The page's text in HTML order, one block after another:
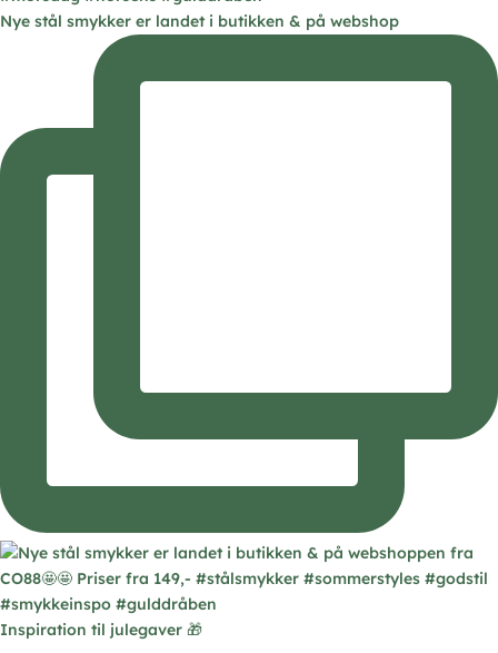
Nye stål smykker er landet i butikken & på webshop
Inspiration til julegaver 🎁